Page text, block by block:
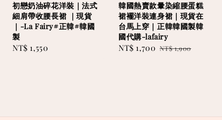
初戀奶油碎花洋裝｜法式
細肩帶收腰長裙 ｜現貨
｜-La Fairy#正韓#韓國
製
Regular
NT$ 1,550
韓國熱賣款暈染縮腰蛋糕
裙襬洋裝連身裙｜現貨在
台馬上穿｜正韓韓國製韓
國代購-lafairy
Sale
NT$ 1,700 Regular
NT$ 1,900